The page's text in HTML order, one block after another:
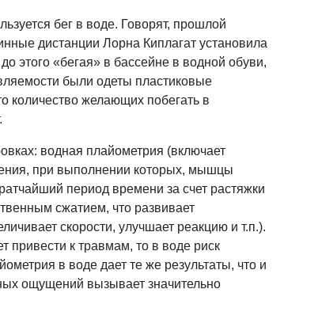
бег в воде. Говорят, прошлой
дистанции Лорна Киплагат установила
этого «бегая» в бассейне в водной обуви,
были одеты пластиковые
количество желающих побегать в
водная плайометрия (включает
при выполнении которых, мышцы
период времени за счет растяжки
сжатием, что развивает
скорости, улучшает реакцию и т.п.).
привести к травмам, то в воде риск
в воде дает те же результаты, что и
ощущений вызывает значительно